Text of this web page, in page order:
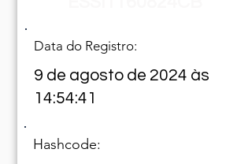
Data do Registro:
9 de agosto de 2024 às
14:54:41
Hashcode: